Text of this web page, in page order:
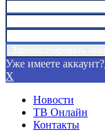
Уже имеете аккаунт?
X
Новости
ТВ Онлайн
Контакты